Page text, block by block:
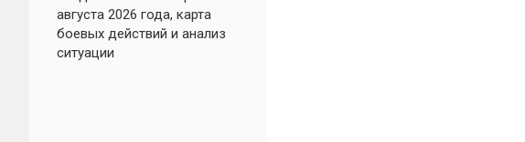
августа 2026 года, карта
боевых действий и анализ
ситуации